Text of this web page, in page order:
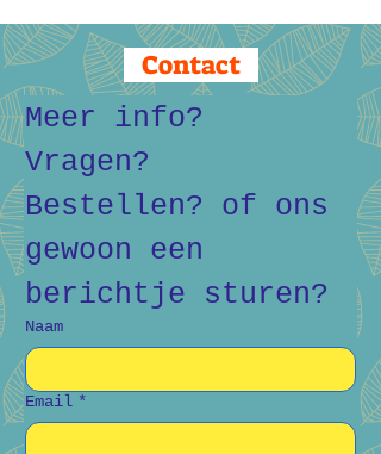
Contact
Meer info?
Vragen?
Bestellen? of ons
gewoon een
berichtje sturen?
Naam
Email *